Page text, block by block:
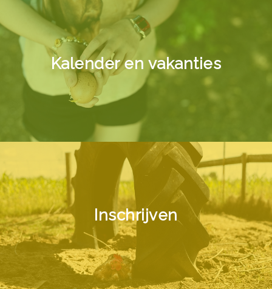
Kalender en vakanties
Inschrijven